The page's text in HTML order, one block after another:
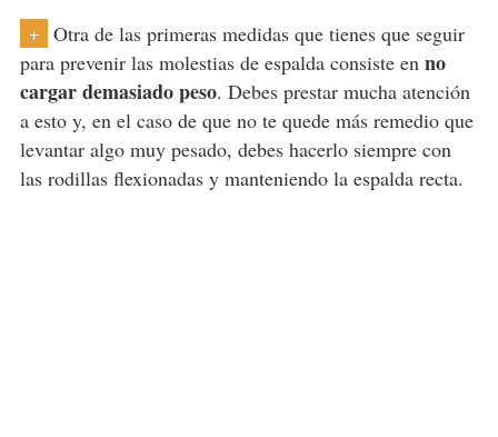
+
Otra de las primeras medidas que tienes que seguir
para prevenir las molestias de espalda consiste en no
cargar demasiado peso. Debes prestar mucha atención
a esto y, en el caso de que no te quede más remedio que
levantar algo muy pesado, debes hacerlo siempre con
las rodillas flexionadas y manteniendo la espalda recta.